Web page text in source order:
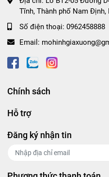
Tĩnh, Thành phố Nam
Số điện thoại: 0962458888
Email:
Chính sách
Hỗ trợ
Đăng ký nhận tin